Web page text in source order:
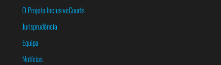
O Projeto InclusiveCourts
Jurisprudência
Equipa
Notícias